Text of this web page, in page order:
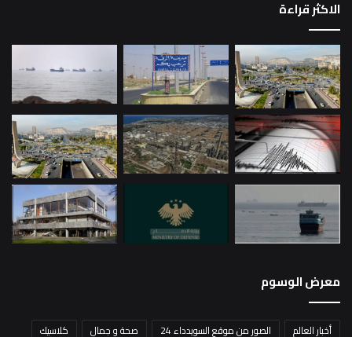
الاكثر قراءة
معرض الوسوم
أخبار العالم الصور من موقع السويدداء 24 صحة و جمال كلاسيك